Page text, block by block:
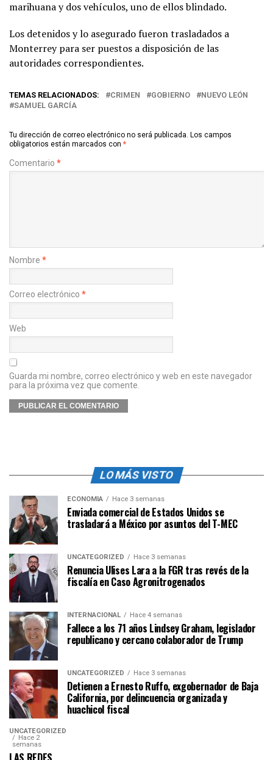
marihuana y dos vehículos, uno de ellos blindado.
Los detenidos y lo asegurado fueron trasladados a
Monterrey para ser puestos a disposición de las
autoridades correspondientes.
TEMAS RELACIONADOS: CRIMEN GOBIERNO
NUEVO LEÓN
SAMUEL GARCÍA
Tu dirección de correo electrónico no será publicada. Los campos
obligatorios están marcados con *
Comentario *
Nombre *
Correo electrónico *
Web
Guarda mi nombre, correo electrónico y web en este navegador
para la próxima vez que comente.
LO MÁS VISTO
ECONOMÍA Hace 3 semanas
Enviada comercial de Estados Unidos se
trasladará a México por asuntos del T-MEC
UNCATEGORIZED Hace 3 semanas
Renuncia Ulises Lara a la FGR tras revés de la
fiscalía en Caso Agronitrogenados
INTERNACIONAL Hace 4 semanas
Fallece a los 71 años Lindsey Graham, legislador
republicano y cercano colaborador de Trump
UNCATEGORIZED Hace 3 semanas
Detienen a Ernesto Ruffo, exgobernador de Baja
California, por delincuencia organizada y
huachicol fiscal
UNCATEGORIZED
Hace 2
semanas